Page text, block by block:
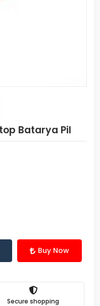
Batarya Pil
Buy Now
Secure shopping